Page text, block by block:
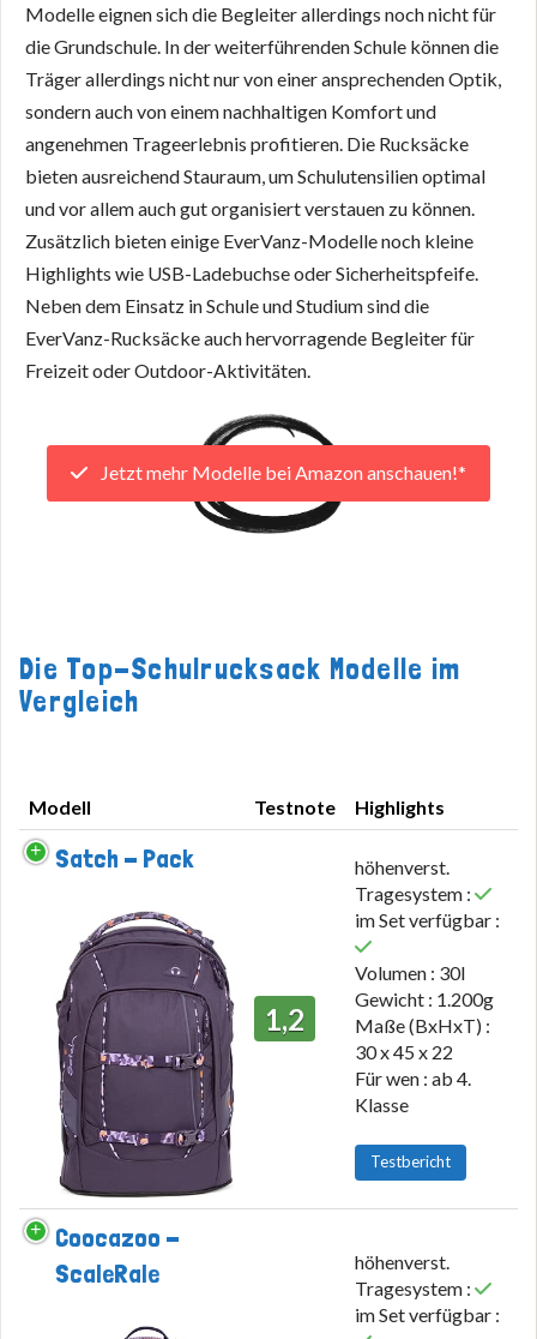
Modelle eignen sich die Begleiter allerdings noch nicht für
die Grundschule. In der weiterführenden Schule können die
Träger allerdings nicht nur von einer ansprechenden Optik,
sondern auch von einem nachhaltigen Komfort und
angenehmen Trageerlebnis profitieren. Die Rucksäcke
bieten ausreichend Stauraum, um Schulutensilien optimal
und vor allem auch gut organisiert verstauen zu können.
Zusätzlich bieten einige EverVanz-Modelle noch kleine
Highlights wie USB-Ladebuchse oder Sicherheitspfeife.
Neben dem Einsatz in Schule und Studium sind die
EverVanz-Rucksäcke auch hervorragende Begleiter für
Freizeit oder Outdoor-Aktivitäten.
Jetzt mehr Modelle bei Amazon anschauen!*
Die Top-Schulrucksack Modelle im
Vergleich
Modell Testnote
Highlights
Modell
Satch - Pack
1,2
höhenverst.
Tragesystem :
im Set verfügbar :
Volumen : 30l
Gewicht : 1.200g
Maße (BxHxT) :
30 x 45 x 22
Für wen : ab 4.
Klasse
Testbericht
Coocazoo -
ScaleRale
höhenverst.
Tragesystem :
im Set verfügbar :